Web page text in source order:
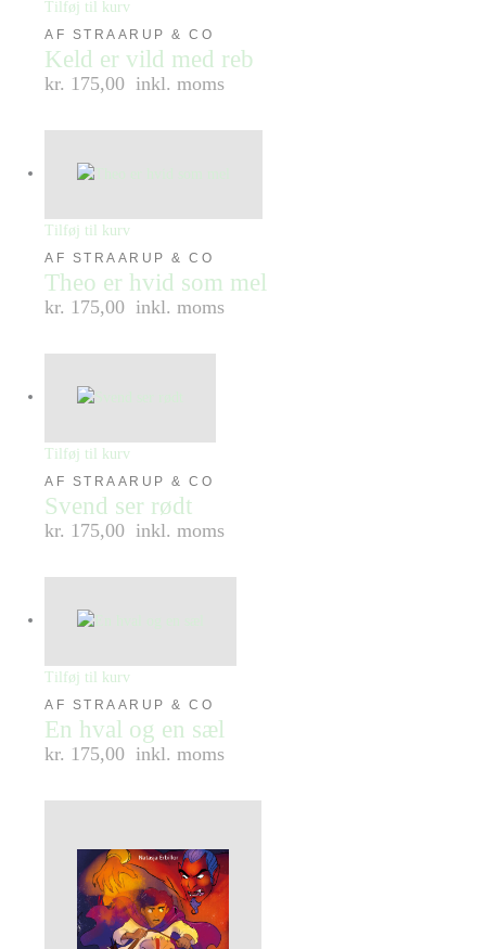
Tilføj til kurv
AF STRAARUP & CO
Keld er vild med reb
kr. 175,00 inkl. moms
Tilføj til kurv
AF STRAARUP & CO
Theo er hvid som mel
kr. 175,00 inkl. moms
Tilføj til kurv
AF STRAARUP & CO
Svend ser rødt
kr. 175,00 inkl. moms
Tilføj til kurv
AF STRAARUP & CO
En hval og en sæl
kr. 175,00 inkl. moms